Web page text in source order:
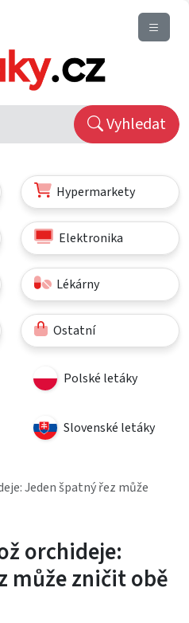
Vyhledat
Hypermarkety
Elektronika
Lékárny
Ostatní
Polské letáky
Slovenské letáky
Jeden špatný řez může
orchideje:
může zničit obě